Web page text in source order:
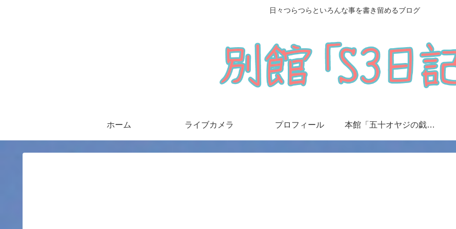
日々つらつらといろんな事を書き留めるブログ
ホーム ライブカメラ プロフィール 本館「五十オヤジの戯言日記」